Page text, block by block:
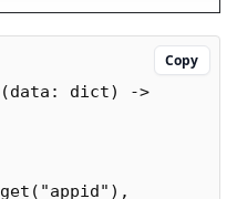
dict) ->
Copy